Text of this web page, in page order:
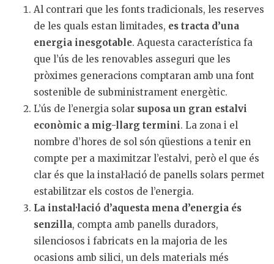
Al contrari que les fonts tradicionals, les reserves
de les quals estan limitades, es tracta d’una
energia inesgotable. Aquesta característica fa
que l’ús de les renovables asseguri que les
pròximes generacions comptaran amb una font
sostenible de subministrament energètic.
L’ús de l’energia solar suposa un gran estalvi
econòmic a mig-llarg termini. La zona i el
nombre d’hores de sol són qüestions a tenir en
compte per a maximitzar l’estalvi, però el que és
clar és que la instal·lació de panells solars permet
estabilitzar els costos de l’energia.
La instal·lació d’aquesta mena d’energia és
senzilla, compta amb panells duradors,
silenciosos i fabricats en la majoria de les
ocasions amb silici, un dels materials més